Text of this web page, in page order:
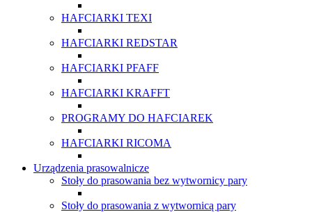
HAFCIARKI TEXI
HAFCIARKI REDSTAR
HAFCIARKI PFAFF
HAFCIARKI KRAFFT
PROGRAMY DO HAFCIAREK
HAFCIARKI RICOMA
Urządzenia prasowalnicze
Stoły do prasowania bez wytwornicy pary
Stoły do prasowania z wytwornicą pary